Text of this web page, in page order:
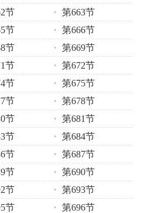
节
第663节
节
第666节
节
第669节
节
第672节
节
第675节
节
第678节
节
第681节
节
第684节
节
第687节
节
第690节
节
第693节
节
第696节